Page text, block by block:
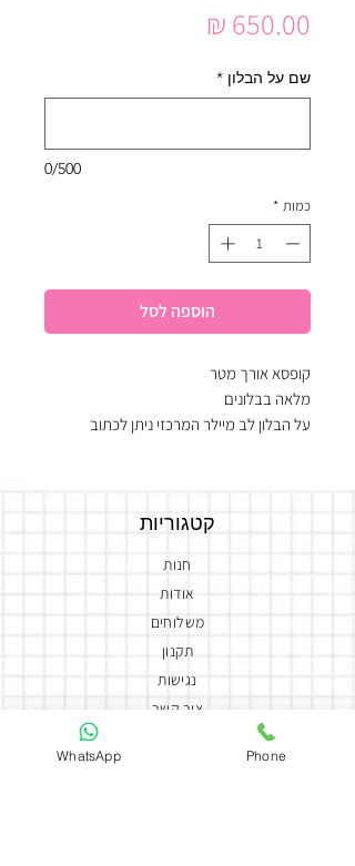
שם על הבלון *
0/500
כמות *
הוספה לסל
קופסא אורך מטר
מלאה בבלונים
על הבלון לב מיילר המרכזי ניתן לכתוב
המארז מקושט בפרחיםקטגוריות
חנות
אודות
משלוחים
תקנון
נגישות
צור קשר
WhatsApp Phone